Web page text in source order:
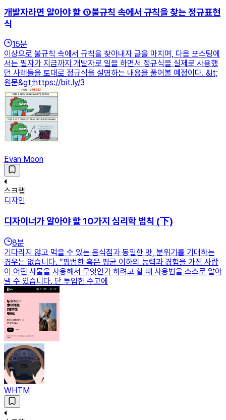
개발자라면 알아야 할 ①불규칙 속에서 규칙을 찾는 정규표현
식
15분
이상으로 불규칙 속에서 규칙을 찾아내자 글을 마치며, 다음 포스팅에
서는 필자가 지금까지 개발자로 일을 하면서 정규식을 실제로 사용했
던 사례들을 토대로 정규식을 설명하는 내용을 풀어볼 예정이다. &lt;
원문&gt;https://bit.ly/3
Evan Moon
스크랩
디자인
디자이너가 알아야 할 10가지 심리학 법칙 (下)
8분
기다리지 않고 먹을 수 있는 음식점과 동일한 맛, 분위기를 기대하는
경우는 없습니다. “평범한 혹은 평균 이하의 능력과 경험을 가진 사람
이 어떤 사물을 사용해서 무엇인가 하려고 할 때 사용법을 스스로 알아
낼 수 있습니다. 단 투입한 수고에
WHTM